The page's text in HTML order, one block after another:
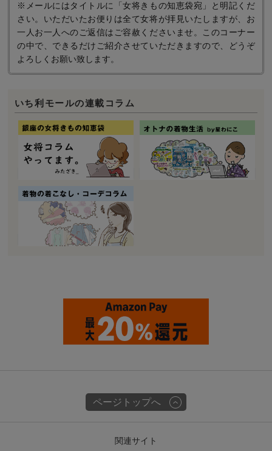
※メールにはタイトルに「女将きもの知恵袋宛」と明記くだ
さい。いただいたお便りは全て女将が拝見いたしますが、お
一人お一人へのご返信はご容赦くださいませ。このコーナー
の中で、できるだけご紹介させていただきますので、どうぞ
よろしくお願い致します。
いち利モールの連載コラム
ページトップへ
関連サイト